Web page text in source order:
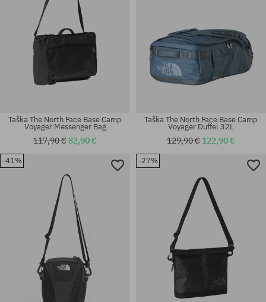
univerzálna veľkosť univerzálna veľkosť
Taška The North Face Base Camp
Voyager Messenger Bag
117,90 €82,90 €
Taška The North Face Base Camp
Voyager Duffel 32L
129,90 € 122,90 €
-41% -27%